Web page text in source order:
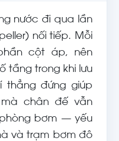
nước đi qua lần
nối tiếp. Mỗi
cột áp, nên
tầng trong khi lưu
thẳng đứng giúp
chân đế vẫn
bơm — yếu
và trạm bơm đô